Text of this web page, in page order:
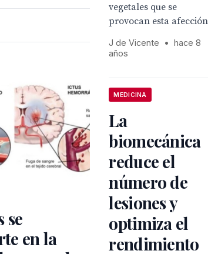
se
en la
vegetales que se
provocan esta afección
J de Vicente •
hace 8
años
MEDICINA
La
biomecánica
reduce el
número de
lesiones y
optimiza el
rendimiento